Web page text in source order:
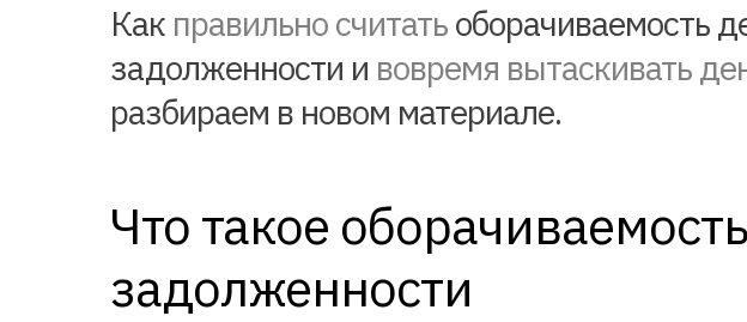
Как правильно считатьоборачиваемость
задолженности и вовремя вытаскивать
разбираем в новом материале.
Что такое
задолженности